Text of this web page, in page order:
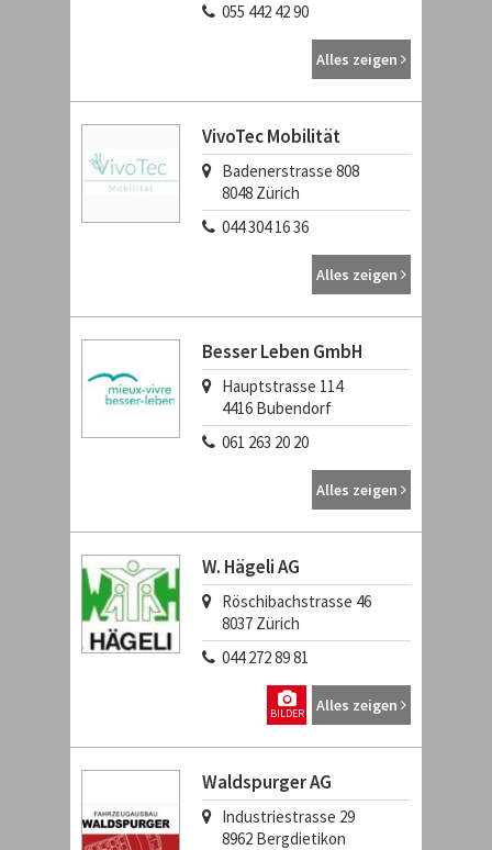
055 442 42 90
Alles zeigen
VivoTec Mobilität
Badenerstrasse 808
8048 Zürich
044 304 16 36
Alles zeigen
Besser Leben GmbH
Hauptstrasse 114
4416 Bubendorf
061 263 20 20
Alles zeigen
W. Hägeli AG
Röschibachstrasse 46
8037 Zürich
044 272 89 81
Alles zeigen
BILDER
Waldspurger AG
Industriestrasse 29
8962 Bergdietikon